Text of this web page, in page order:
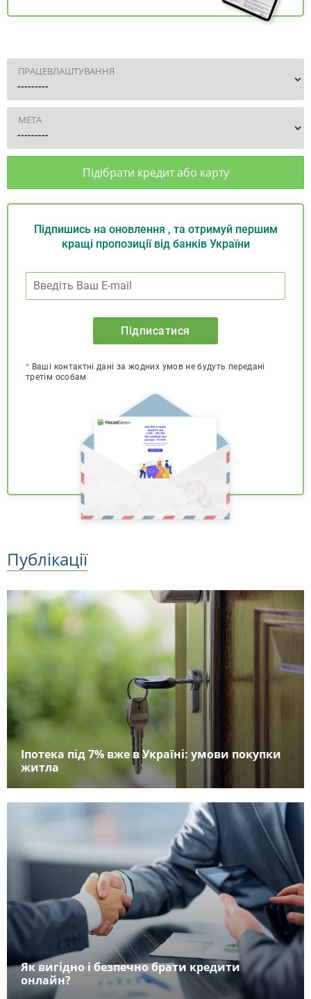
ПРАЦЕВЛАШТУВАННЯ
МЕТА
Підібрати кредит або карту
Підпишись на оновлення , та отримуй першим
кращі пропозиції від банків України
Підписатися
* Ваші контактні дані за жодних умов не будуть передані
третім особам
Публікації
Іпотека під 7% вже в Україні: умови покупки
житла
Як вигідно і безпечно брати кредити
онлайн?